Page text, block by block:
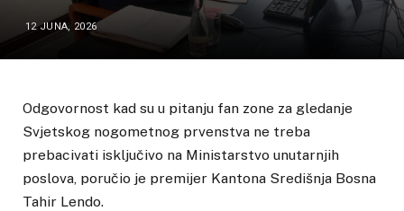
12 JUNA, 2026
Odgovornost kad su u pitanju fan zone za gledanje
Svjetskog nogometnog prvenstva ne treba
prebacivati isključivo na Ministarstvo unutarnjih
poslova, poručio je premijer Kantona Središnja Bosna
Tahir Lendo.